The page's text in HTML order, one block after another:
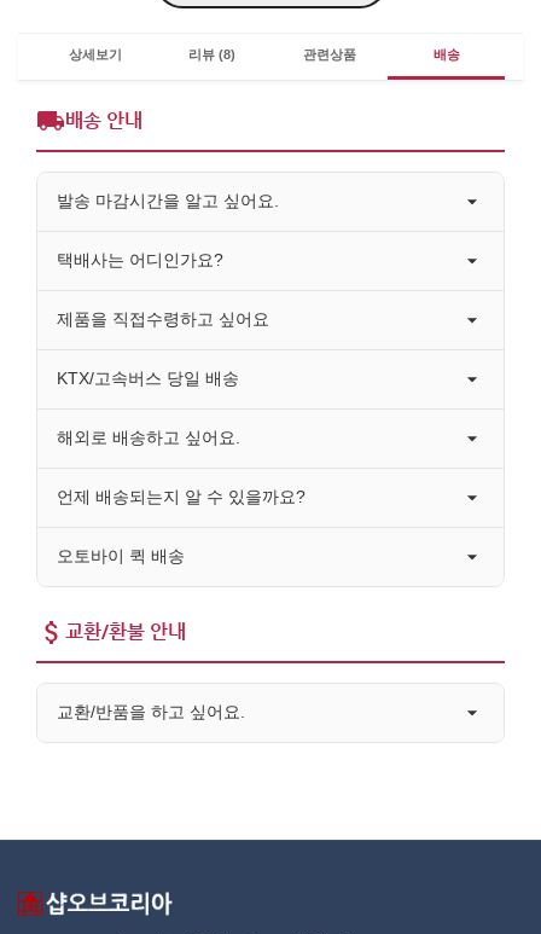
상세보기 리뷰 (8) 관련상품 배송
배송 안내
발송 마감시간을 알고 싶어요.
택배사는 어디인가요?
제품을 직접수령하고 싶어요
KTX/고속버스 당일 배송
해외로 배송하고 싶어요.
언제 배송되는지 알 수 있을까요?
오토바이 퀵 배송
교환/환불 안내
교환/반품을 하고 싶어요.